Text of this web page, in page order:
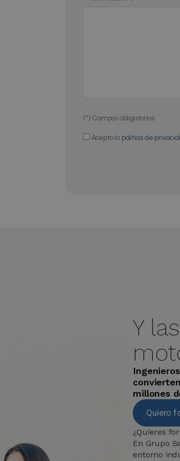
(*) Campos obligatorios
Acepto la política de
Y
millones
Quiero
¿Quieres
En Grupo
entorno